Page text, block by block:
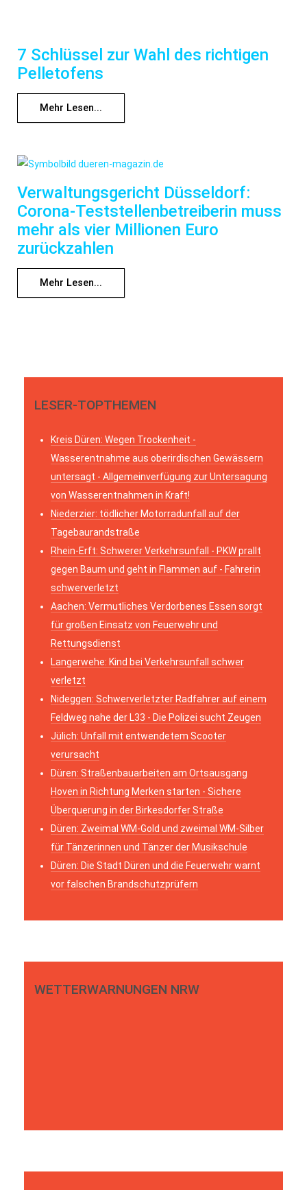
7 Schlüssel zur Wahl des richtigen
Pelletofens
Mehr Lesen...
Verwaltungsgericht Düsseldorf:
Corona-Teststellenbetreiberin muss
mehr als vier Millionen Euro
zurückzahlen
Mehr Lesen...
LESER-TOPTHEMEN
Kreis Düren: Wegen Trockenheit -
Wasserentnahme aus oberirdischen Gewässern
untersagt - Allgemeinverfügung zur Untersagung
von Wasserentnahmen in Kraft!
Niederzier: tödlicher Motorradunfall auf der
Tagebaurandstraße
Rhein-Erft: Schwerer Verkehrsunfall - PKW prallt
gegen Baum und geht in Flammen auf - Fahrerin
schwerverletzt
Aachen: Vermutliches Verdorbenes Essen sorgt
für großen Einsatz von Feuerwehr und
Rettungsdienst
Langerwehe: Kind bei Verkehrsunfall schwer
verletzt
Nideggen: Schwerverletzter Radfahrer auf einem
Feldweg nahe der L33 - Die Polizei sucht Zeugen
Jülich: Unfall mit entwendetem Scooter
verursacht
Düren: Straßenbauarbeiten am Ortsausgang
Hoven in Richtung Merken starten - Sichere
Überquerung in der Birkesdorfer Straße
Düren: Zweimal WM-Gold und zweimal WM-Silber
für Tänzerinnen und Tänzer der Musikschule
Düren: Die Stadt Düren und die Feuerwehr warnt
vor falschen Brandschutzprüfern
WETTERWARNUNGEN NRW